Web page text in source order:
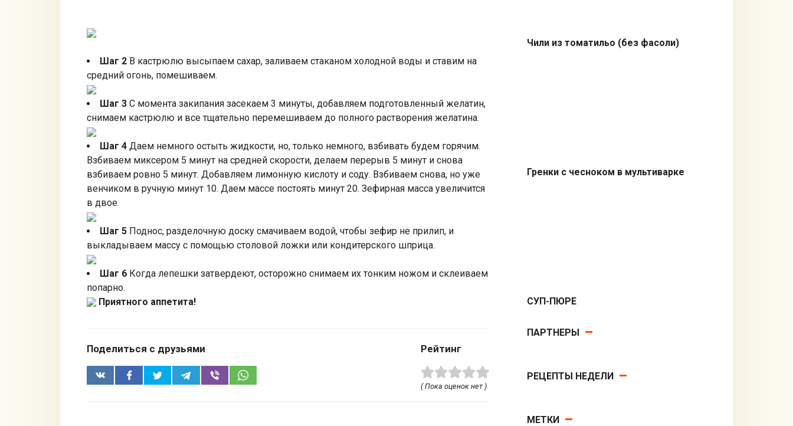
Шаг 2 В кастрюлю высыпаем сахар, заливаем стаканом холодной воды и ставим на
средний огонь, помешиваем.
Шаг 3 С момента закипания засекаем 3 минуты, добавляем подготовленный желатин,
снимаем кастрюлю и все тщательно перемешиваем до полного растворения желатина.
Шаг 4 Даем немного остыть жидкости, но, только немного, взбивать будем горячим.
Взбиваем миксером 5 минут на средней скорости, делаем перерыв 5 минут и снова
взбиваем ровно 5 минут. Добавляем лимонную кислоту и соду. Взбиваем снова, но уже
венчиком в ручную минут 10. Даем массе постоять минут 20. Зефирная масса увеличится
в двое.
Шаг 5 Поднос, разделочную доску смачиваем водой, чтобы зефир не прилип, и
выкладываем массу с помощью столовой ложки или кондитерского шприца.
Шаг 6 Когда лепешки затвердеют, осторожно снимаем их тонким ножом и склеиваем
попарно.
Приятного аппетита!
Поделиться с друзьями Рейтинг
( Пока оценок нет )
Чили из томатильо (без фасоли)
Гренки с чесноком в мультиварке
СУП-ПЮРЕ
ПАРТНЕРЫ
РЕЦЕПТЫ НЕДЕЛИ
МЕТКИ